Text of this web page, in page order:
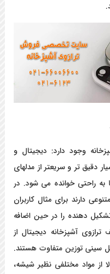
وجود دارد: دیجیتال و
دقیق تر و سریعتر از مدلهای
به راحتی خوانده می شود. در
دارند برای مثال کاربران
دهنده را در حین اضافه
آشپزخانه دیجیتال از
سینی توزین متفاوت هستند.
از مواد مختلفی نظیر شیشه‌،